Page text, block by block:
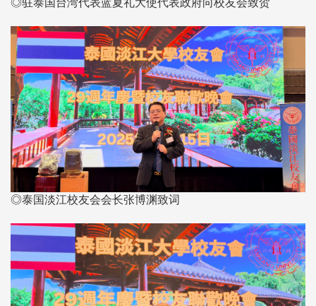
◎泰国淡江校友会会长张博渊致词